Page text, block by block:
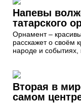
Напевы
татарского
Орнамент –
расскажет о своём
народе и событиях,
Вторая в
самом